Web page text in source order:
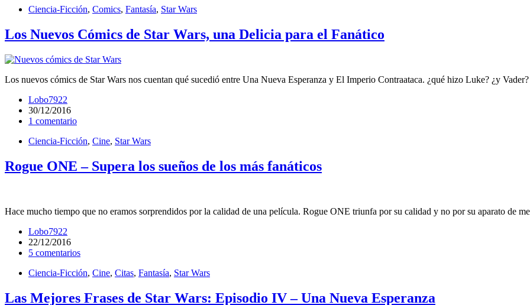
Ciencia-Ficción, Comics, Fantasía, Star Wars
Los Nuevos Cómics de Star Wars, una Delicia para el Fanático
Los nuevos cómics de Star Wars nos cuentan qué sucedió entre Una Nueva Esperanza y El Imperio Contraataca. ¿qué hizo Luke? ¿y Vader?
Lobo7922
30/12/2016
1 comentario
Ciencia-Ficción, Cine, Star Wars
Rogue ONE – Supera los sueños de los más fanáticos
Hace mucho tiempo que no eramos sorprendidos por la calidad de una película. Rogue ONE triunfa por su calidad y no por su aparato de
Lobo7922
22/12/2016
5 comentarios
Ciencia-Ficción, Cine, Citas, Fantasía, Star Wars
Las Mejores Frases de Star Wars: Episodio IV – Una Nueva Esperanza